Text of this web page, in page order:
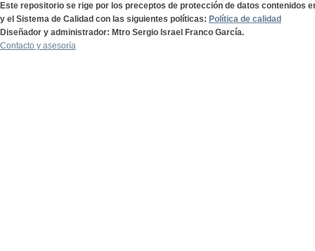
Este repositorio se rige por los preceptos de protección de datos contenidos
y el Sistema de Calidad con las siguientes políticas: Política de calidad
Diseñador y administrador: Mtro Sergio Israel Franco García.
Contacto y asesoría